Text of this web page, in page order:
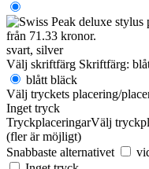
svart, silver
Välj skriftfärg Skriftfärg:
blått bläck
Välj tryckets placering/
Inget tryck
TryckplaceringarVälj
(fler är möjligt)
Snabbaste alternativet